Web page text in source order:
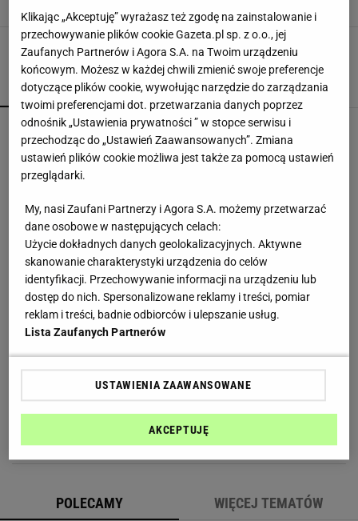
POPULARNE NAJNOWSZE
Posyp skórkę ziemniaka sodą. Prosty trik
pomaga w kuchni
mieszam ją z tym
Dlaczego rezygnujemy z gotowania?
MATERIAŁ PROMOCYJNY
Wlewam masę i przykrywam. Po 30 minutach
To najprostszy syrop z mięty, jaki zrobisz.
Smakuje rewelacyjnie
POLECAMY WIĘCEJ TEMATÓW
Klikając „Akceptuję” wyrażasz też zgodę na zainstalowanie i
przechowywanie plików cookie Gazeta.pl sp. z o.o., jej
Zaufanych Partnerów i Agora S.A. na Twoim urządzeniu
końcowym. Możesz w każdej chwili zmienić swoje preferencje
dotyczące plików cookie, wywołując narzędzie do zarządzania
twoimi preferencjami dot. przetwarzania danych poprzez
odnośnik „Ustawienia prywatności ” w stopce serwisu i
przechodząc do „Ustawień Zaawansowanych”. Zmiana
ustawień plików cookie możliwa jest także za pomocą ustawień
przeglądarki.
My, nasi Zaufani Partnerzy i Agora S.A. możemy przetwarzać
dane osobowe w następujących celach:
Użycie dokładnych danych geolokalizacyjnych. Aktywne
skanowanie charakterystyki urządzenia do celów
identyfikacji. Przechowywanie informacji na urządzeniu lub
dostęp do nich. Spersonalizowane reklamy i treści, pomiar
reklam i treści, badnie odbiorców i ulepszanie usług.
Lista Zaufanych Partnerów
USTAWIENIA ZAAWANSOWANE
AKCEPTUJĘ